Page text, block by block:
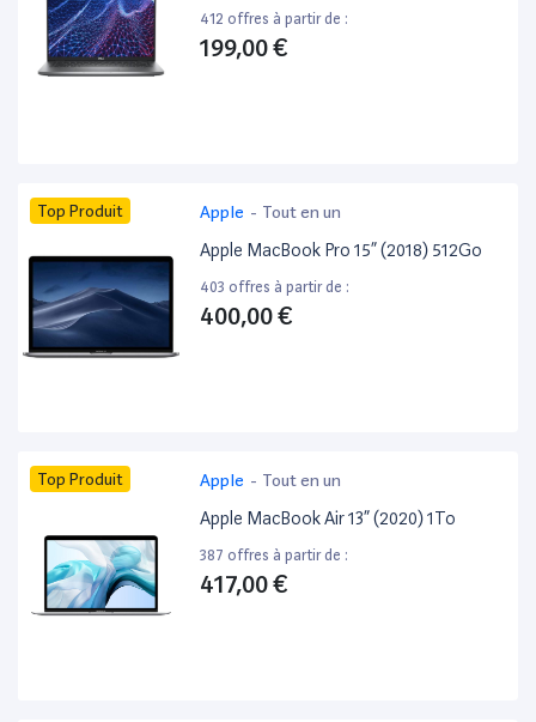
412 offres à partir de :
199,00 €
Top Produit Apple - Tout en un
Apple MacBook Pro 15” (2018) 512Go
403 offres à partir de :
400,00 €
Top Produit Apple - Tout en un
Apple MacBook Air 13” (2020) 1To
387 offres à partir de :
417,00 €